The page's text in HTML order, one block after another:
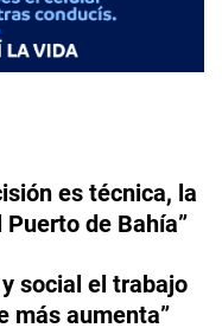
es técnica, la
de Bahía”
social el trabajo
más aumenta”